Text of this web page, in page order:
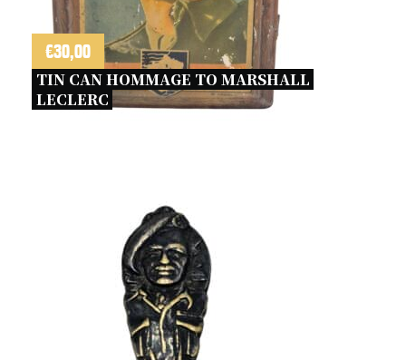
€30,00
TIN CAN HOMMAGE TO MARSHALL
LECLERC